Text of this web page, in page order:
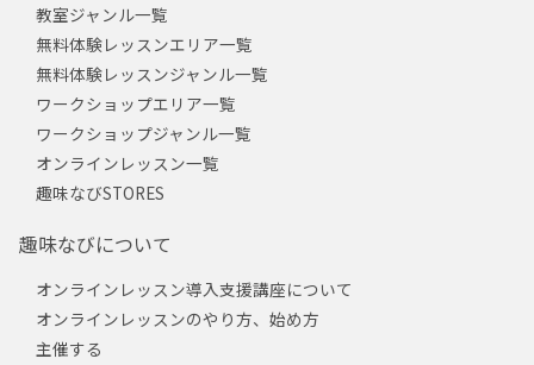
教室ジャンル一覧
無料体験レッスンエリア一覧
無料体験レッスンジャンル一覧
ワークショップエリア一覧
ワークショップジャンル一覧
オンラインレッスン一覧
趣味なびSTORES
趣味なびについて
オンラインレッスン導入支援講座について
オンラインレッスンのやり方、始め方
主催する